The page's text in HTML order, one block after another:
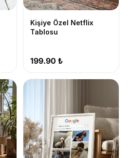
Kişiye Özel Netflix
Tablosu
199.90 ₺